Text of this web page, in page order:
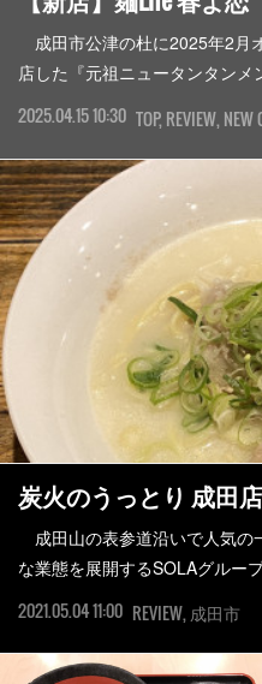
成田市公津の杜に2025年2月
店した『元祖ニュータンタン
2025.04.15 10:30 TOP REVIEW NEW
炭火のうっとり 成田店
成田山の表参道沿いで人気の
な業態を展開するSOLAグルー
2021.05.04 11:00 REVIEW 成田市